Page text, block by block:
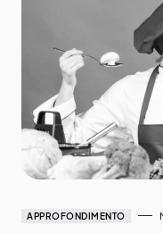
APPROFONDIMENTO